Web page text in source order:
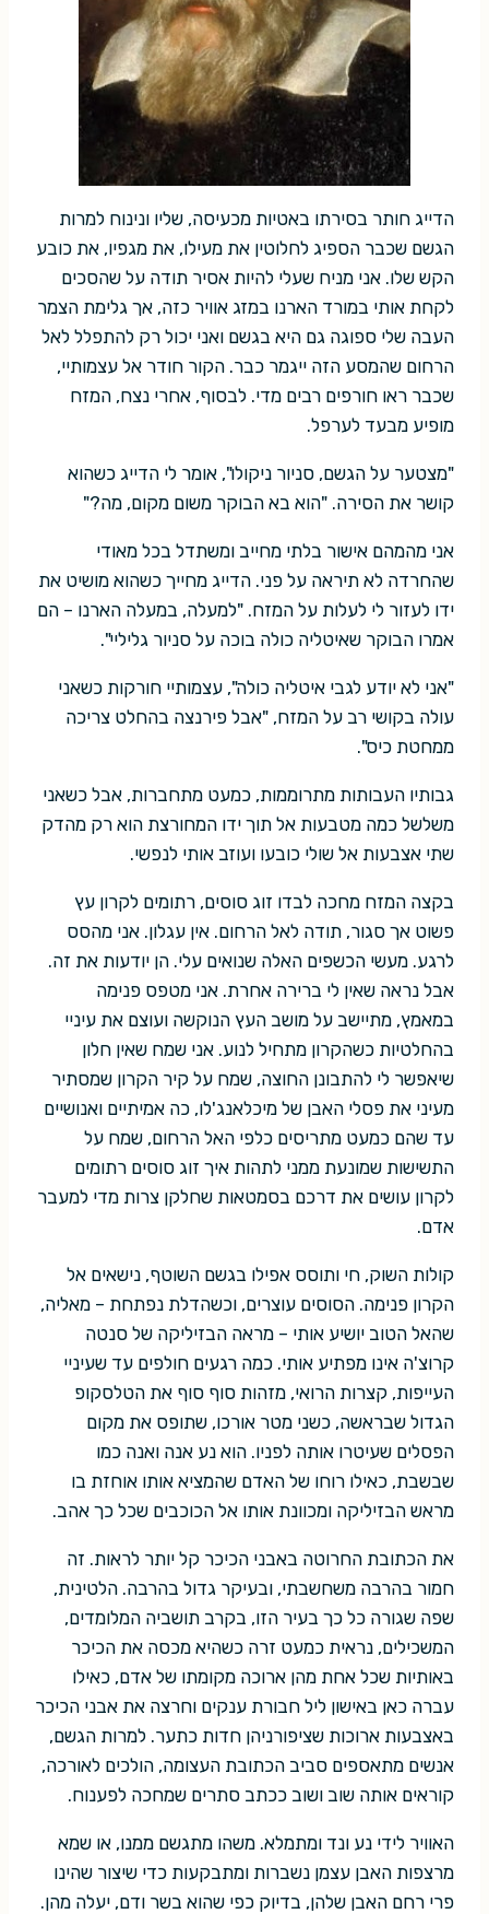
הדייג חותר בסירתו באטיות מכעיסה, שליו ונינוח למרות
הגשם שכבר הספיג לחלוטין את מעילו, את מגפיו, את כובע
הקש שלו. אני מניח שעלי להיות אסיר תודה על שהסכים
לקחת אותי במורד הארנו במזג אוויר כזה, אך גלימת הצמר
העבה שלי ספוגה גם היא בגשם ואני יכול רק להתפלל לאל
הרחום שהמסע הזה ייגמר כבר. הקור חודר אל עצמותיי,
שכבר ראו חורפים רבים מדי. לבסוף, אחרי נצח, המזח
מופיע מבעד לערפל.
"מצטער על הגשם, סניור ניקולו", אומר לי הדייג כשהוא
קושר את הסירה. "הוא בא הבוקר משום מקום, מה?"
אני מהמהם אישור בלתי מחייב ומשתדל בכל מאודי
שהחרדה לא תיראה על פני. הדייג מחייך כשהוא מושיט את
ידו לעזור לי לעלות על המזח. "למעלה, במעלה הארנו – הם
אמרו הבוקר שאיטליה כולה בוכה על סניור גליליי".
"אני לא יודע לגבי איטליה כולה", עצמותיי חורקות כשאני
עולה בקושי רב על המזח, "אבל פירנצה בהחלט צריכה
ממחטת כיס".
גבותיו העבותות מתרוממות, כמעט מתחברות, אבל כשאני
משלשל כמה מטבעות אל תוך ידו המחורצת הוא רק מהדק
שתי אצבעות אל שולי כובעו ועוזב אותי לנפשי.
בקצה המזח מחכה לבדו זוג סוסים, רתומים לקרון עץ
פשוט אך סגור, תודה לאל הרחום. אין עגלון. אני מהסס
לרגע. מעשי הכשפים האלה שנואים עלי. הן יודעות את זה.
אבל נראה שאין לי ברירה אחרת. אני מטפס פנימה
במאמץ, מתיישב על מושב העץ הנוקשה ועוצם את עיניי
בהחלטיות כשהקרון מתחיל לנוע. אני שמח שאין חלון
שיאפשר לי להתבונן החוצה, שמח על קיר הקרון שמסתיר
מעיני את פסלי האבן של מיכלאנג'לו, כה אמיתיים ואנושיים
עד שהם כמעט מתריסים כלפי האל הרחום, שמח על
התשישות שמונעת ממני לתהות איך זוג סוסים רתומים
לקרון עושים את דרכם בסמטאות שחלקן צרות מדי למעבר
אדם.
קולות השוק, חי ותוסס אפילו בגשם השוטף, נישאים אל
הקרון פנימה. הסוסים עוצרים, וכשהדלת נפתחת – מאליה,
שהאל הטוב יושיע אותי – מראה הבזיליקה של סנטה
קרוצ'ה אינו מפתיע אותי. כמה רגעים חולפים עד שעיניי
העייפות, קצרות הרואי, מזהות סוף סוף את הטלסקופ
הגדול שבראשה, כשני מטר אורכו, שתופס את מקום
הפסלים שעיטרו אותה לפניו. הוא נע אנה ואנה כמו
שבשבת, כאילו רוחו של האדם שהמציא אותו אוחזת בו
מראש הבזיליקה ומכוונת אותו אל הכוכבים שכל כך אהב.
את הכתובת החרוטה באבני הכיכר קל יותר לראות. זה
חמור בהרבה משחשבתי, ובעיקר גדול בהרבה. הלטינית,
שפה שגורה כל כך בעיר הזו, בקרב תושביה המלומדים,
המשכילים, נראית כמעט זרה כשהיא מכסה את הכיכר
באותיות שכל אחת מהן ארוכה מקומתו של אדם, כאילו
עברה כאן באישון ליל חבורת ענקים וחרצה את אבני הכיכר
באצבעות ארוכות שציפורניהן חדות כתער. למרות הגשם,
אנשים מתאספים סביב הכתובת העצומה, הולכים לאורכה,
קוראים אותה שוב ושוב ככתב סתרים שמחכה לפענוח.
האוויר לידי נע ונד ומתמלא. משהו מתגשם ממנו, או שמא
מרצפות האבן עצמן נשברות ומתבקעות כדי שיצור שהינו
פרי רחם האבן שלהן, בדיוק כפי שהוא בשר ודם, יעלה מהן.